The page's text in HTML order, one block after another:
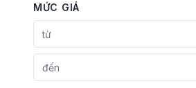
Fossil
Furla
Gevril
MỨC GIÁ